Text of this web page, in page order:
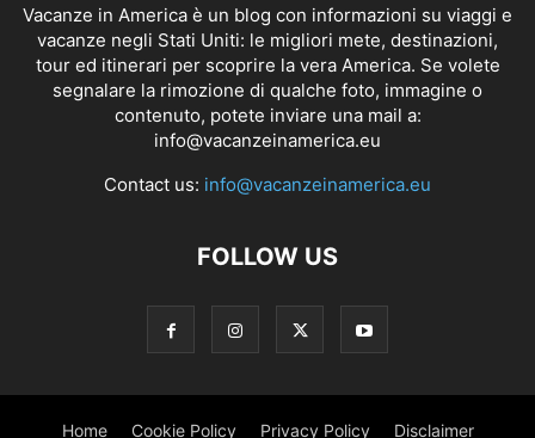
Vacanze in America è un blog con informazioni su viaggi e
vacanze negli Stati Uniti: le migliori mete, destinazioni,
tour ed itinerari per scoprire la vera America. Se volete
segnalare la rimozione di qualche foto, immagine o
contenuto, potete inviare una mail a:
info@vacanzeinamerica.eu
Contact us: info@vacanzeinamerica.eu
FOLLOW US
Home Cookie Policy Privacy Policy Disclaimer